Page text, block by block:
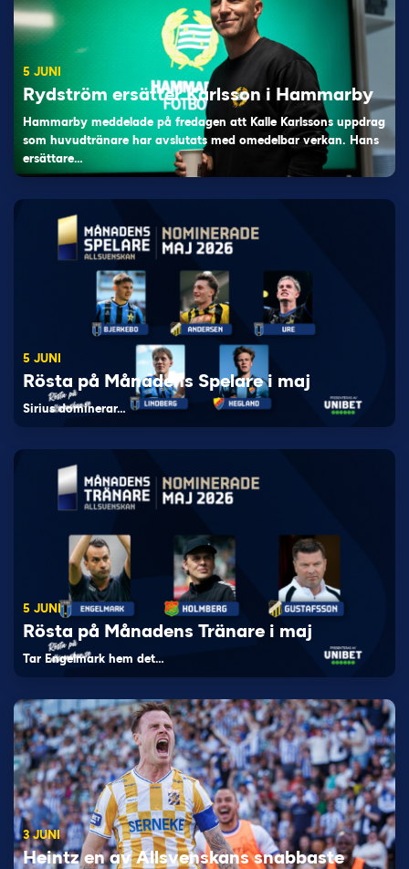
5 JUNI
Rydström ersätter Karlsson i Hammarby
Hammarby meddelade på fredagen att Kalle Karlssons uppdrag
som huvudtränare har avslutats med omedelbar verkan. Hans
ersättare…
5 JUNI
Rösta på Månadens Spelare i maj
Sirius dominerar…
5 JUNI
Rösta på Månadens Tränare i maj
Tar Engelmark hem det…
3 JUNI
Heintz en av Allsvenskans snabbaste